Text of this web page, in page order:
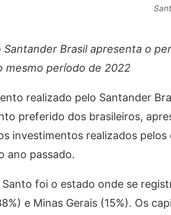
Santander Brasil apresenta o
mesmo período de 2022
realizado pelo Santander
preferido dos brasileiros,
investimentos realizados
ano passado.
Santo foi o estado onde se
e Minas Gerais (15%). Os